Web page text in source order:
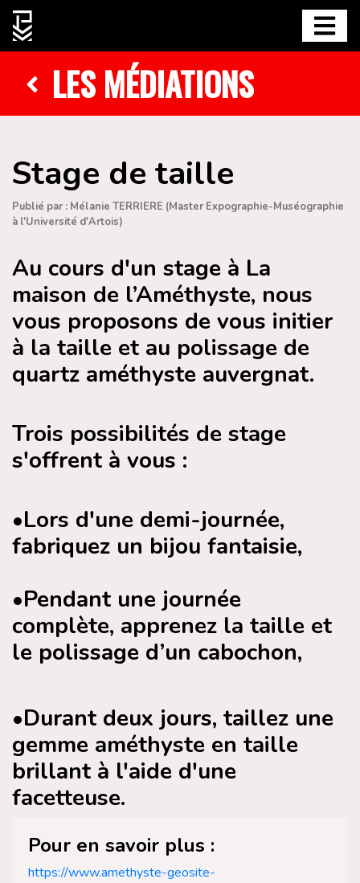
LES MÉDIATIONS
Stage de taille
Publié par : Mélanie TERRIERE (Master Expographie-Muséographie
à l'Université d'Artois)
Au cours d'un stage à La
maison de l’Améthyste, nous
vous proposons de vous initier
à la taille et au polissage de
quartz améthyste auvergnat.
Trois possibilités de stage
s'offrent à vous :
•Lors d'une demi-journée,
fabriquez un bijou fantaisie,
•Pendant une journée
complète, apprenez la taille et
le polissage d’un cabochon,
•Durant deux jours, taillez une
gemme améthyste en taille
brillant à l'aide d'une
facetteuse.
Pour en savoir plus :
https://www.amethyste-geosite-